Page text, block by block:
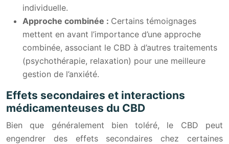
individuelle.
Approche combinée : Certains témoignages
mettent en avant l’importance d’une approche
combinée, associant le CBD à d’autres traitements
(psychothérapie, relaxation) pour une meilleure
gestion de l’anxiété.
Effets secondaires et interactions
médicamenteuses du CBD
Bien que généralement bien toléré, le CBD peut
engendrer des effets secondaires chez certaines